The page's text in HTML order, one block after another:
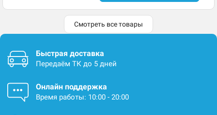
Смотреть все товары
Быстрая доставка
Передаём ТК до 5 дней
Онлайн поддержка
Время работы: 10:00 - 20:00